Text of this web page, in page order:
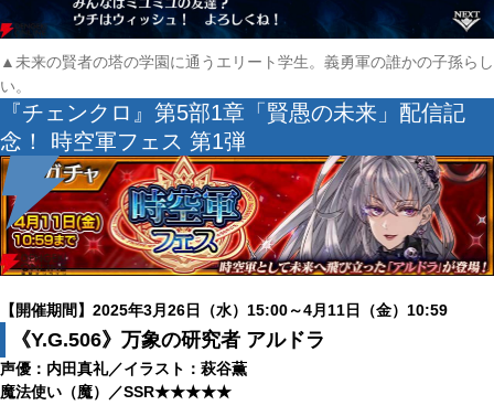
▲未来の賢者の塔の学園に通うエリート学生。義勇軍の誰かの子孫らし
い。
『チェンクロ』第5部1章「賢愚の未来」配信記
念！ 時空軍フェス 第1弾
【開催期間】2025年3月26日（水）15:00～4月11日（金）10:59
《Y.G.506》万象の研究者 アルドラ
声優：内田真礼／イラスト：萩谷薫
魔法使い（魔）／SSR★★★★★